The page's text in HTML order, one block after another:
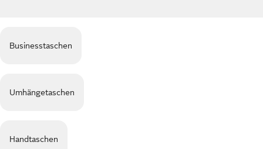
Businesstaschen
Umhängetaschen
Handtaschen